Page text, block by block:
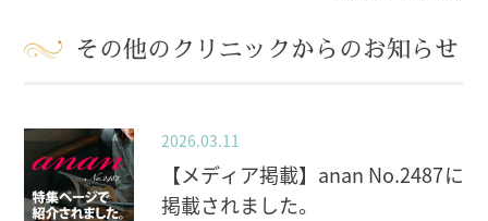
その他のクリニックからのお知らせ
2026.03.11
【メディア掲載】anan No.2487に
掲載されました。